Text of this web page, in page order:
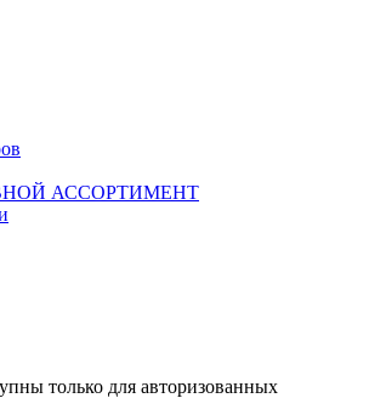
АССОРТИМЕНТ
только для авторизованных